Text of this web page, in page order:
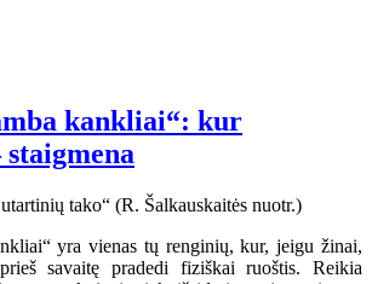
kankliai“: kur
staigmena
yra vienas tų renginių, kur, jeigu žinai,
savaitę pradedi fiziškai ruoštis. Reikia